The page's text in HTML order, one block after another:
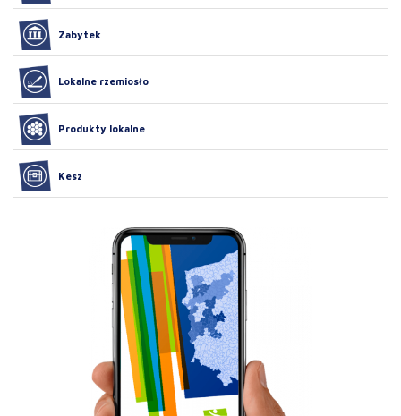
Zabytek
Lokalne rzemiosło
Produkty lokalne
Kesz